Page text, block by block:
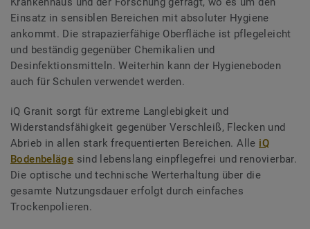
Einsatz in sensiblen Bereichen mit absoluter Hygiene
ankommt. Die strapazierfähige Oberfläche ist pflegeleicht
und beständig gegenüber Chemikalien und
Desinfektionsmitteln. Weiterhin kann der Hygieneboden
auch für Schulen verwendet werden.
iQ Granit sorgt für extreme Langlebigkeit und
Widerstandsfähigkeit gegenüber Verschleiß, Flecken und
Abrieb in allen stark frequentierten Bereichen. Alle iQ
Bodenbeläge sind lebenslang einpflegefrei und renovierbar.
Die optische und technische Werterhaltung über die
gesamte Nutzungsdauer erfolgt durch einfaches
Trockenpolieren.